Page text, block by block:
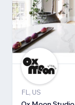
FL, US